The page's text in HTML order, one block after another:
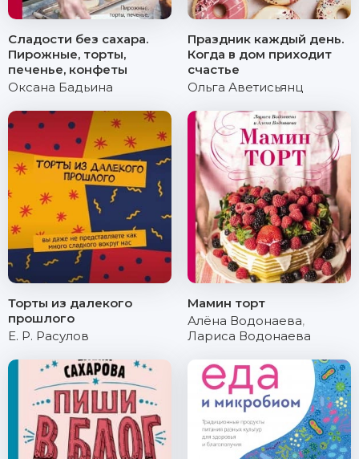
Сладости без сахара.
Пирожные, торты,
печенье, конфеты
Оксана Бадьина
Праздник каждый день.
Когда в дом приходит
счастье
Ольга Аветисьянц
Торты из далекого
прошлого
Е. Р. Расулов
Мамин торт
Алёна Водонаева,
Лариса Водонаева